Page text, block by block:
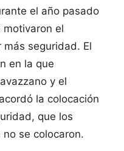
el año pasado
motivaron el
seguridad. El
en la que
y el
la colocación
que los
se colocaron.